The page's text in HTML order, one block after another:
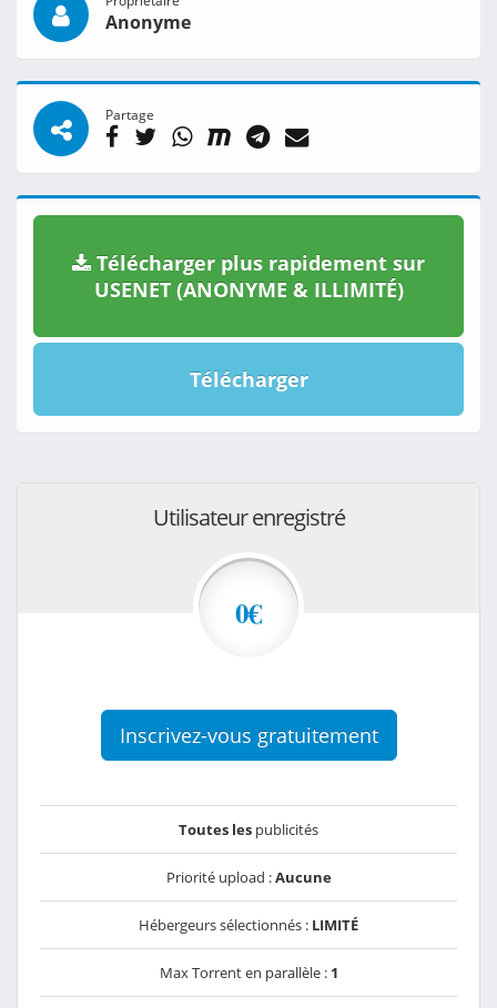
Anonyme
Partage
Télécharger plus rapidement sur
USENET (ANONYME & ILLIMITÉ)
Télécharger
Utilisateur enregistré
0€
Inscrivez-vous gratuitement
Toutes les publicités
Priorité upload :Aucune
Hébergeurs sélectionnés : LIMITÉ
Max Torrent en parallèle : 1